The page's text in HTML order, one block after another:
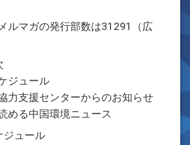
ルマガの発行部数は31291（広
ジュール
力支援センターからのお知らせ
める中国環境ニュース
ジュール